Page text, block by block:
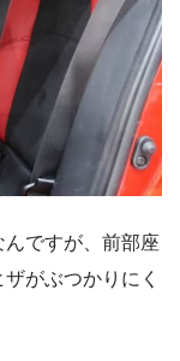
ですが、前部座
がぶつかりにく